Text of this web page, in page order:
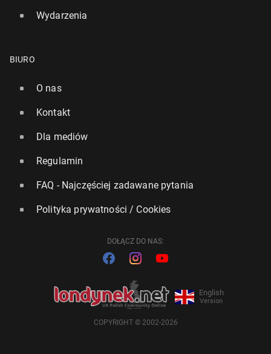
Wydarzenia
BIURO
O nas
Kontakt
Dla mediów
Regulamin
FAQ - Najczęściej zadawane pytania
Polityka prywatności / Cookies
DOŁĄCZ DO NAS:
English
Version
COPYRIGHT © 2002-2026